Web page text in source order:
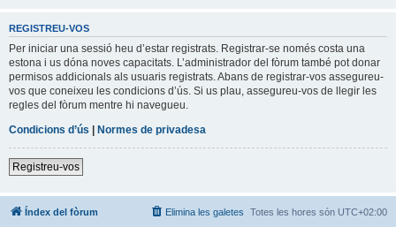
REGISTREU-VOS
Per iniciar una sessió heu d’estar registrats. Registrar-se només costa una
estona i us dóna noves capacitats. L’administrador del fòrum també pot donar
permisos addicionals als usuaris registrats. Abans de registrar-vos assegureu-
vos que coneixeu les condicions d’ús. Si us plau, assegureu-vos de llegir les
regles del fòrum mentre hi navegueu.
Condicions d’ús | Normes de privadesa
Registreu-vos
Índex del fòrum Totes les hores són UTC+02:00
Elimina les galetes